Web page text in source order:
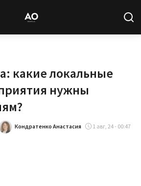
какие локальные
нужны
Кондратенко Анастасия
1 авг, 24 - 00:47